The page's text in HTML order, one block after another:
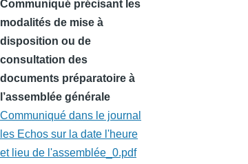
Communiqué précisant les
modalités de mise à
disposition ou de
consultation des
documents préparatoire à
l’assemblée générale
Communiqué dans le journal
les Echos sur la date l'heure
et lieu de l'assemblée_0.pdf